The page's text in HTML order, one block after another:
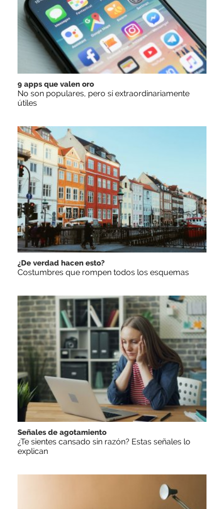
9 apps que valen oro
No son populares, pero sí extraordinariamente
útiles
¿De verdad hacen esto?
Costumbres que rompen todos los esquemas
Señales de agotamiento
¿Te sientes cansado sin razón? Estas señales lo
explican